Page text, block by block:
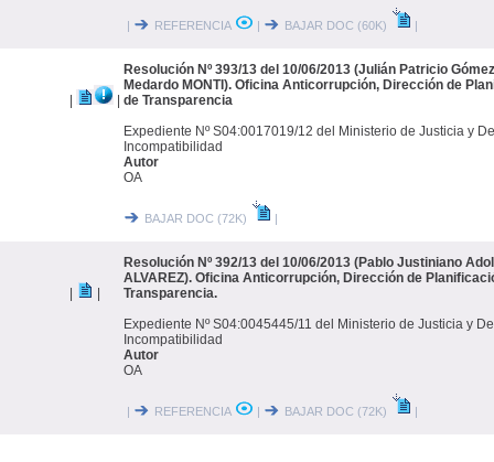
| REFERENCIA | BAJAR DOC (60K) |
Resolución Nº 393/13 del 10/06/2013 (Julián Patricio
Medardo MONTI). Oficina Anticorrupción, Dirección de
de Transparencia
Expediente Nº S04:0017019/12 del Ministerio de Justicia y
Incompatibilidad
Autor
OA
BAJAR DOC (72K) |
Resolución Nº 392/13 del 10/06/2013 (Pablo Justiniano
ALVAREZ). Oficina Anticorrupción, Dirección de
Transparencia.
Expediente Nº S04:0045445/11 del Ministerio de Justicia y
Incompatibilidad
Autor
OA
| REFERENCIA | BAJAR DOC (72K) |